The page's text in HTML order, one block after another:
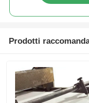
Prodotti